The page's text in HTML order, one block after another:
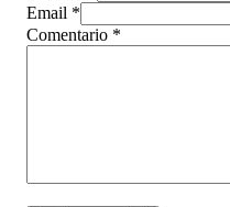
Email *
Comentario *